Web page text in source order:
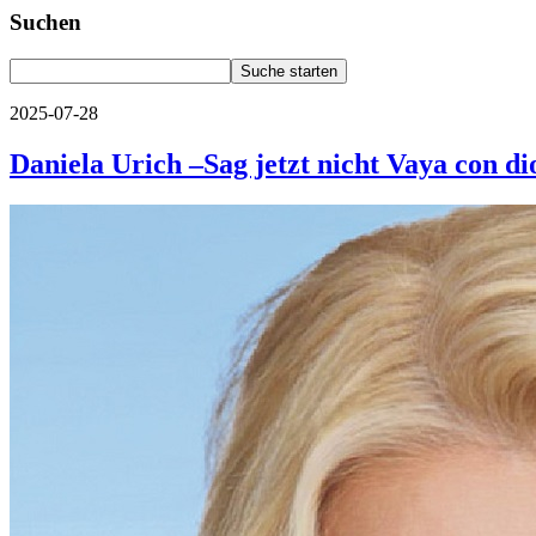
Suchen
2025-07-28
Daniela Urich –Sag jetzt nicht Vaya con